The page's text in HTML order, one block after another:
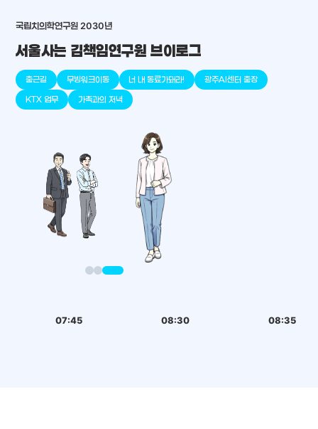
충청남도place
천안
place
세종
place
판교
place
오송
place
대덕
place
원주
국립치의학연구원 2030년
서울사는 김책임연구원 브이로그
출근길 무빙워크이동 너 내 동료가돼라! 광주AI센터 출장
KTX 업무 가족과의 저녁
07:45 08:30 08:35